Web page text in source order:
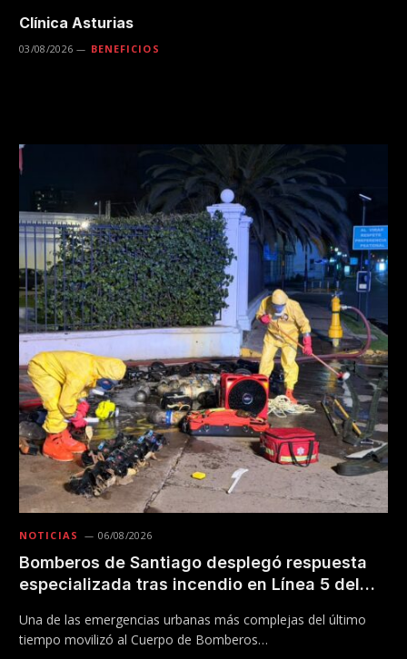
Clínica Asturias
03/08/2026 BENEFICIOS
NOTICIAS 06/08/2026
Bomberos de Santiago desplegó respuesta
especializada tras incendio en Línea 5 del
Una de las emergencias urbanas más complejas del último
tiempo movilizó al Cuerpo de Bomberos…